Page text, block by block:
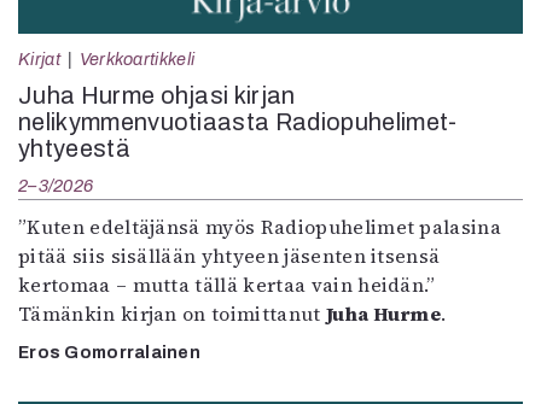
Kirjat Verkkoartikkeli
Juha Hurme ohjasi kirjan
nelikymmenvuotiaasta Radiopuhelimet-
yhtyeestä
2–3/2026
”Kuten edeltäjänsä myös Radiopuhelimet palasina
pitää siis sisällään yhtyeen jäsenten itsensä
kertomaa – mutta tällä kertaa vain heidän.”
Tämänkin kirjan on toimittanut Juha Hurme.
Eros Gomorralainen